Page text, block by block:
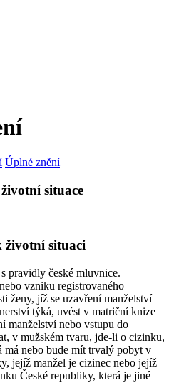
Úplné znění
situace
situaci
pravidly české mluvnice.
vzniku registrovaného
ženy, jíž se uzavření manželství
týká, uvést v matriční knize
manželství nebo vstupu do
v mužském tvaru, jde-li o cizinku,
má nebo bude mít trvalý pobyt v
jejíž manžel je cizinec nebo jejíž
České republiky, která je jiné